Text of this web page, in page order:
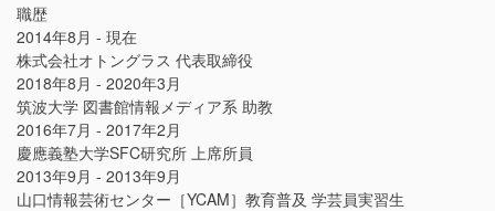
職歴
2014年8月 - 現在
株式会社オトングラス 代表取締役
2018年8月 - 2020年3月
筑波大学 図書館情報メディア系 助教
2016年7月 - 2017年2月
慶應義塾大学SFC研究所 上席所員
2013年9月 - 2013年9月
山口情報芸術センター［YCAM］教育普及 学芸員実習生